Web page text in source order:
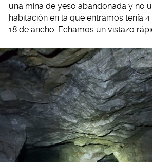
una mina de yeso abandonada y no
habitación en la que entramos tenía
18 de ancho. Echamos un vistazo